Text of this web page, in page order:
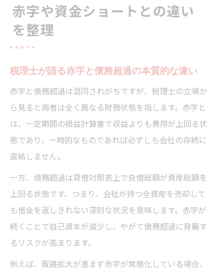
赤字や資金ショートとの違い
を整理
税理士が語る赤字と債務超過の本質的な違い
赤字と債務超過は混同されがちですが、税理士の立場か
ら見ると両者は全く異なる財務状態を指します。赤字と
は、一定期間の損益計算書で収益よりも費用が上回る状
態であり、一時的なものであれば必ずしも会社の存続に
直結しません。
一方、債務超過は貸借対照表上で負債総額が資産総額を
上回る状態です。つまり、会社が持つ全資産を売却して
も借金を返しきれない深刻な状況を意味します。赤字が
続くことで自己資本が減少し、やがて債務超過に発展す
るリスクが高まります。
例えば、販路拡大が進まず赤字が常態化している場合、